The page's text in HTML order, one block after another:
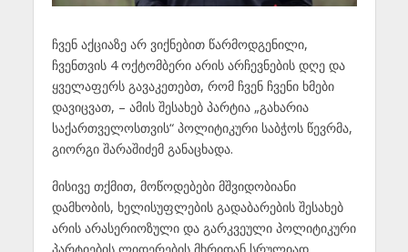
ჩვენ აქციაზე არ ვიქნებით წარმოდგენილი,
ჩვენთვის 4 ოქტომბერი არის არჩევნების დღე და
ყველაფერს გავაკეთებთ, რომ ჩვენ ჩვენი ხმები
დავიცვათ, – ამის შესახებ პარტია „გახარია
საქართველოსთვის“ პოლიტიკური საბჭოს წევრმა,
გიორგი შარაშიძემ განაცხადა.
მისივე თქმით, მოწოდებები მშვიდობიანი
დამხობის, ხელისუფლების გადაბარების შესახებ
არის არასერიოზული და გარკვეული პოლიტიკური
პარტიების ლიდერების მხრიდან სრულიად